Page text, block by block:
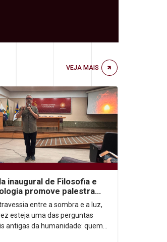
VEJA MAIS
inaugural de Filosofia e
promove palestra
autoconhecimento
entre a sombra e a luz,
esteja uma das perguntas
antigas da humanidade: quem